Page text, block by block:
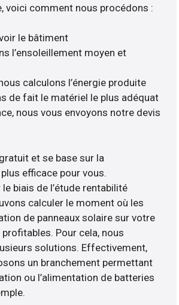
voici comment nous procédons :
le bâtiment
l’ensoleillement moyen et
calculons l’énergie produite
de fait le matériel le plus adéquat
nous vous envoyons notre devis
et se base sur la
efficace pour vous.
biais de l’étude rentabilité
calculer le moment où les
de panneaux solaire sur votre
Pour cela, nous
solutions. Effectivement,
un branchement permettant
ou l’alimentation de batteries